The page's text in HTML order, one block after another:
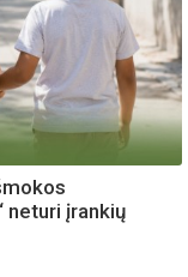
neturi įrankių